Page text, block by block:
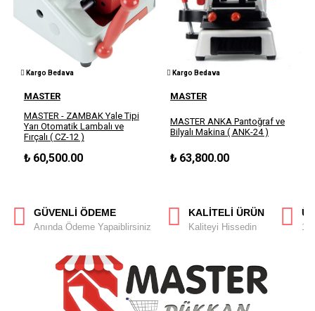
Kargo Bedava
MASTER
MASTER - ZAMBAK Yale Tipi
Yarı Otomatik Lambalı ve
Fırçalı ( CZ-12 )
₺ 60,500.00
Kargo Bedava
MASTER
MASTER ANKA Pantoğraf ve
Bilyalı Makina ( ANK-24 )
₺ 63,800.00
GÜVENLİ ÖDEME
Anında Ödeme Yapaiblirsiniz
KALİTELİ ÜRÜN
Kaliteyi Hissedin 14